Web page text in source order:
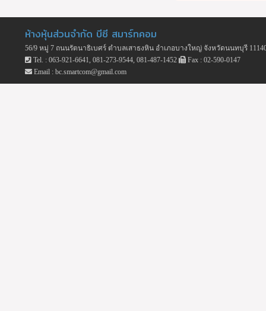
ห้างหุ้นส่วนจำกัด บีซี สมาร์ทคอม
56/9 หมู่ 7 ถนนรัตนาธิเบศร์ ตำบลเสาธงหิน อำเภอบางใหญ่ จังหวัดนนทบุรี
Tel. : 063-921-6641, 081-273-9544, 081-487-1452
Fax : 02-590-0147
Email : bc.smartcom@gmail.com